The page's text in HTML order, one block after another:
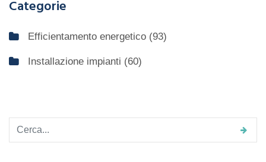
Categorie
Efficientamento energetico (93)
Installazione impianti (60)